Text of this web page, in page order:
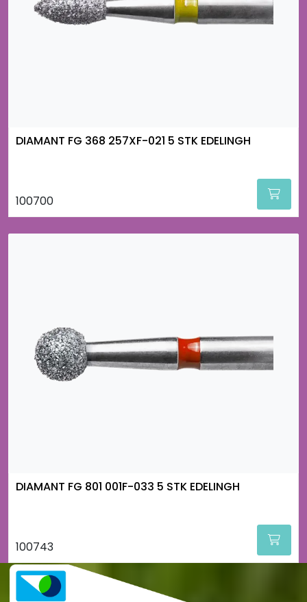
DIAMANT FG 368 257XF-021 5 STK EDELINGH
100700
DIAMANT FG 801 001F-033 5 STK EDELINGH
100743